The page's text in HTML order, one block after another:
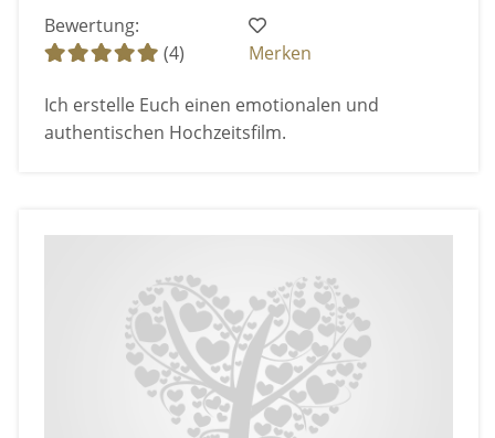
Bewertung:
(4)
Merken
Ich erstelle Euch einen emotionalen und
authentischen Hochzeitsfilm.